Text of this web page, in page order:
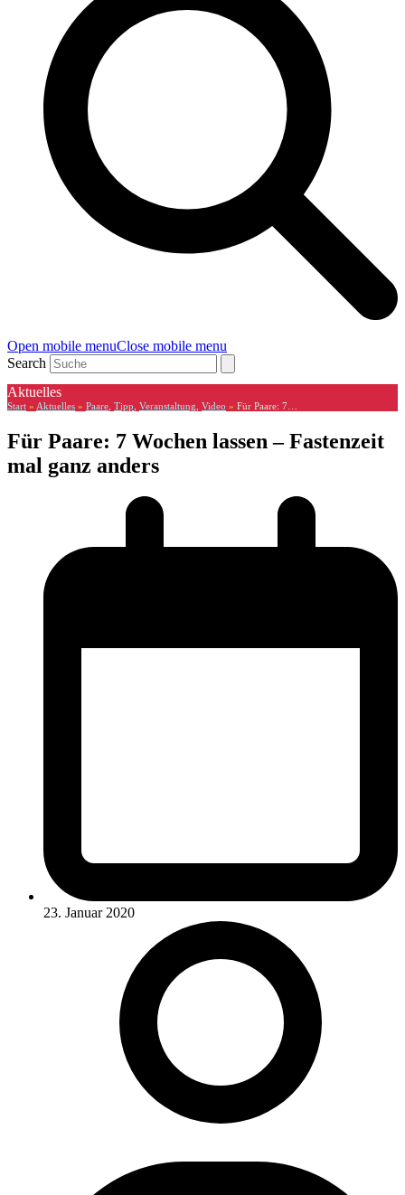
Open mobile menuClose mobile menu
Search
Aktuelles
Start » Aktuelles » Paare Tipp Veranstaltung Video » Für Paare: 7…
Für Paare: 7 Wochen lassen – Fastenzeit
mal ganz anders
23. Januar 2020